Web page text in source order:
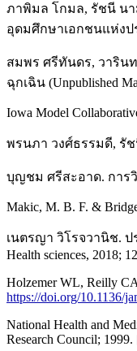
ภาพิมล โกมล, รัชนี น
อุดมศึกษาเอกชนแห่งป
สมพร ศรีทันดร, วาริน
ฉุกเฉิน (Unpublished
Iowa Model
พรนภา วงศ์ธรรมดี, รั
บุญชม ศรีสะอาด. การวิ
Makic, M. B. F. &
เนตรญา วิโรจวานิช. ป
Health sciences, 2018;
Holzemer WL, Reilly
https://doi.org/10.1136/
National Health and
Research Council;